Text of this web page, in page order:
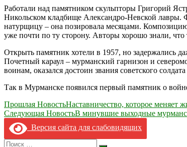
Работали над памятником скульпторы Григорий
Никольском кладбище Александро-Невской
натурщицу – она позировала месяцами.
уже почти по ту сторону. Авторы хорошо знали, что
Открыть памятник хотели в 1957, но задержались
Почетный караул – мурманский гарнизон и
воинам, оказался достоин звания советского
Так в Мурманске появился первый памятник о
Навигация
по
записям
Прошлая НовостьНаставничество, которое меняет
Следующая НовостьВ минувшие выходные
Версия сайта для слабовидящих
Search